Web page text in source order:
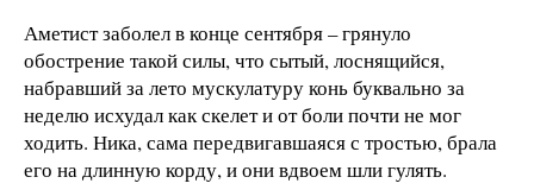
Аметист заболел в конце сентября – грянуло
обострение такой силы, что сытый, лоснящийся,
набравший за лето мускулатуру конь буквально за
неделю исхудал как скелет и от боли почти не мог
ходить. Ника, сама передвигавшаяся с тростью, брала
его на длинную корду, и они вдвоем шли гулять.